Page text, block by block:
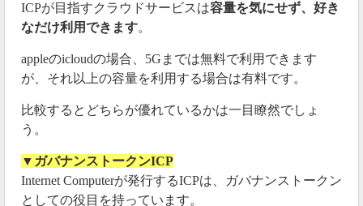
ICPが目指すクラウドサービスは容量を気にせず、好き
なだけ利用できます。
appleのicloudの場合、5Gまでは無料で利用できます
が、それ以上の容量を利用する場合は有料です。
比較するとどちらが優れているかは一目瞭然でしょ
う。
▼ガバナンストークンICP
Internet Computerが発行するICPは、ガバナンストークン
としての役目を持っています。